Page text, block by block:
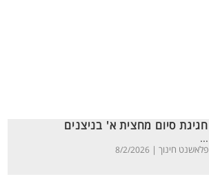
חגיגת סיום מחצית א' בניצנים
...
פלאשנט חינוך | 8/2/2026